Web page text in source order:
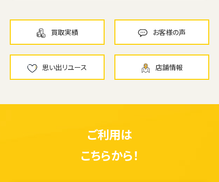
買取実績 お客様の声
思い出リユース 店舗情報
ご利用は
こちらから！